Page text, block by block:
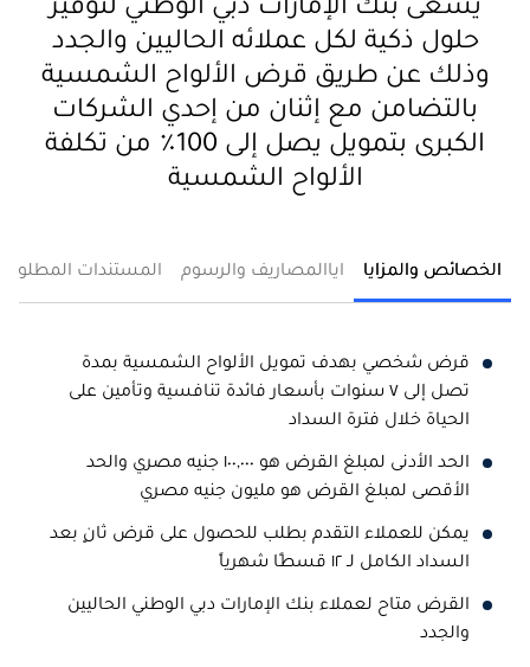
يسعى بنك الإمارات دبي الوطني لتوفير
حلول ذكية لكل عملائه الحاليين والجدد
وذلك عن طريق قرض الألواح الشمسية
بالتضامن مع إثنان من إحدي الشركات
الكبرى بتمويل يصل إلى 100٪ من تكلفة
الألواح الشمسية
الخصائص والمزايا اياالمصاريف والرسوم المستندات المطلوبة
قرض شخصي بهدف تمويل الألواح الشمسية بمدة
تصل إلى ٧ سنوات بأسعار فائدة تنافسية وتأمين على
الحياة خلال فترة السداد
الحد الأدنى لمبلغ القرض هو ١٠٠,٠٠٠ جنيه مصري والحد
الأقصى لمبلغ القرض هو مليون جنيه مصري
يمكن للعملاء التقدم بطلب للحصول على قرض ثانٍ بعد
السداد الكامل لـ ١٢ قسطًا شهرياً
القرض متاح لعملاء بنك الإمارات دبي الوطني الحاليين
والجدد